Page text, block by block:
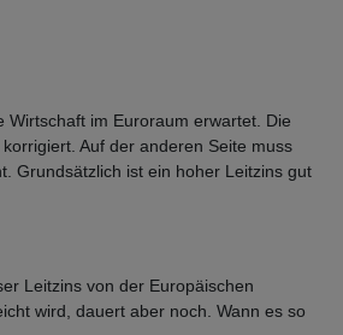
im Euroraum erwartet. Die
Auf der anderen Seite muss
Grundsätzlich ist ein hoher Leitzins gut
Leitzins von der Europäischen
wird, dauert aber noch. Wann es so